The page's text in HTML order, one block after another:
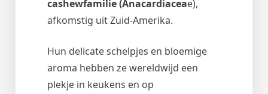
cashewfamilie (Anacardiaceae),
afkomstig uit Zuid-Amerika.
Hun delicate schelpjes en bloemige
aroma hebben ze wereldwijd een
plekje in keukens en op